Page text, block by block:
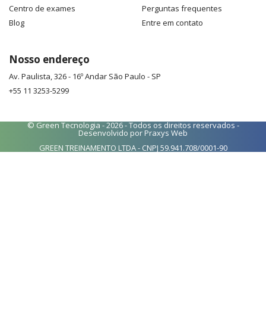
Centro de exames
Blog
Perguntas frequentes
Entre em contato
Nosso endereço
Av. Paulista, 326 - 16º Andar São Paulo - SP
+55 11 3253-5299
© Green Tecnologia - 2026 - Todos os direitos reservados -
Desenvolvido por Praxys Web
GREEN TREINAMENTO LTDA - CNPJ 59.941.708/0001-90